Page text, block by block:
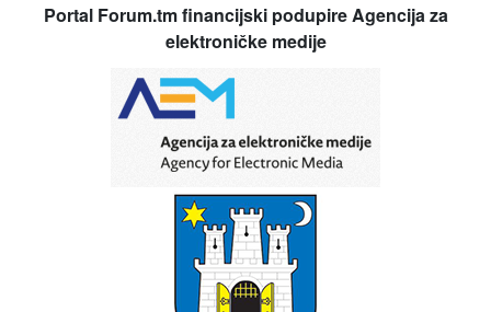
Portal Forum.tm financijski podupire Agencija za
elektroničke medije